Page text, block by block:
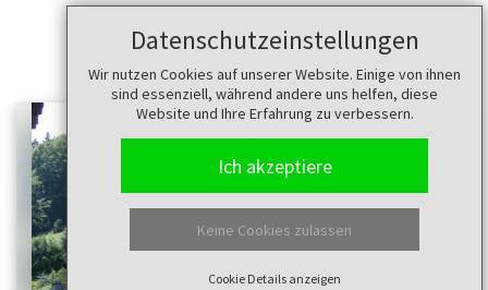
Datenschutzeinstellungen
Wir nutzen Cookies auf unserer Website. Einige von ihnen
sind essenziell, während andere uns helfen, diese
Website und Ihre Erfahrung zu verbessern.
Ich akzeptiere
Keine Cookies zulassen
Cookie Details anzeigen